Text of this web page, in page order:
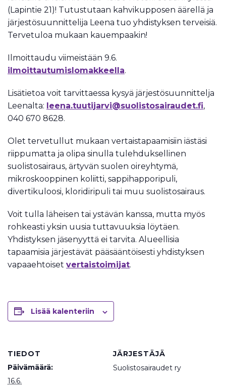
(Lapintie 21)! Tutustutaan kahvikupposen äärellä ja
järjestösuunnittelija Leena tuo yhdistyksen terveisiä.
Tervetuloa mukaan kauempaakin!
Ilmoittaudu viimeistään 9.6.
ilmoittautumislomakkeella.
Lisätietoa voit tarvittaessa kysyä järjestösuunnittelja
Leenalta: leena.tuutijarvi@suolistosairaudet.fi,
040 670 8628.
Olet tervetullut mukaan vertaistapaamisiin iästäsi
riippumatta ja olipa sinulla tulehduksellinen
suolistosairaus, ärtyvän suolen oireyhtymä,
mikroskooppinen koliitti, sappihapporipuli,
divertikuloosi, kloridiripuli tai muu suolistosairaus.
Voit tulla läheisen tai ystävän kanssa, mutta myös
rohkeasti yksin uusia tuttavuuksia löytäen.
Yhdistyksen jäsenyyttä ei tarvita. Alueellisia
tapaamisia järjestävät pääsääntöisesti yhdistyksen
vapaaehtoiset vertaistoimijat.
Lisää kalenteriin
TIEDOT
Päivämäärä:
16.6.
JÄRJESTÄJÄ
Suolistosairaudet ry